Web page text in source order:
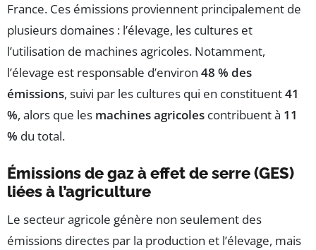
France. Ces émissions proviennent principalement de
plusieurs domaines : l’élevage, les cultures et
l’utilisation de machines agricoles. Notamment,
l’élevage est responsable d’environ 48 % des
émissions, suivi par les cultures qui en constituent41
%, alors que les machines agricoles contribuent à 11
% du total.
Émissions de gaz à effet de serre (GES)
liées à l’agriculture
Le secteur agricole génère non seulement des
émissions directes par la production et l’élevage, mais